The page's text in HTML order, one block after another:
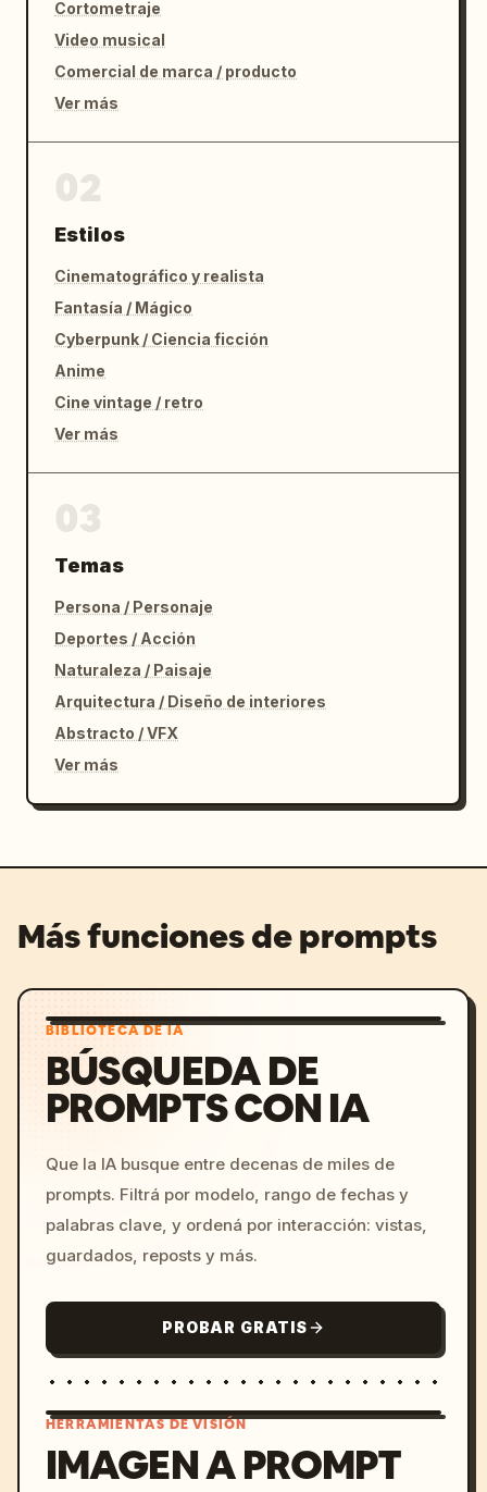
Cortometraje
Video musical
Comercial de marca / producto
Ver más
Estilos
Cinematográfico y realista
Fantasía / Mágico
Cyberpunk / Ciencia ficción
Anime
Cine vintage / retro
Ver más
Temas
Persona / Personaje
Deportes / Acción
Naturaleza / Paisaje
Arquitectura / Diseño de interiores
Abstracto / VFX
Ver más
Más funciones de prompts
BIBLIOTECA DE IA
BÚSQUEDA DE
PROMPTS CON IA
Que la IA busque entre decenas de miles de
prompts. Filtrá por modelo, rango de fechas y
palabras clave, y ordená por interacción: vistas,
guardados, reposts y más.
PROBAR GRATIS
HERRAMIENTAS DE VISIÓN
IMAGEN A PROMPT